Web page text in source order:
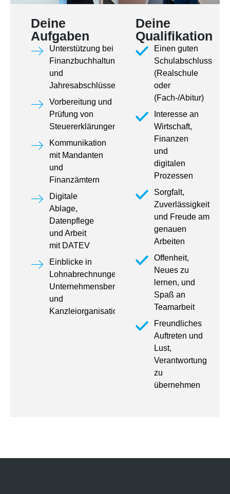
Deine
Aufgaben
Unterstützung bei
Finanzbuchhaltungen
und
Jahresabschlüssen
Vorbereitung und
Prüfung von
Steuererklärungen
Kommunikation
mit Mandanten
und
Finanzämtern
Digitale
Ablage,
Datenpflege
und Arbeit
mit DATEV
Einblicke in
Lohnabrechnungen,
Unternehmensberatung
und
Kanzleiorganisation
Deine
Qualifikation
Einen guten
Schulabschluss
(Realschule
oder
(Fach-/Abitur)
Interesse an
Wirtschaft,
Finanzen
und
digitalen
Prozessen
Sorgfalt,
Zuverlässigkeit
und Freude am
genauen
Arbeiten
Offenheit,
Neues zu
lernen, und
Spaß an
Teamarbeit
Freundliches
Auftreten und
Lust,
Verantwortung
zu
übernehmen